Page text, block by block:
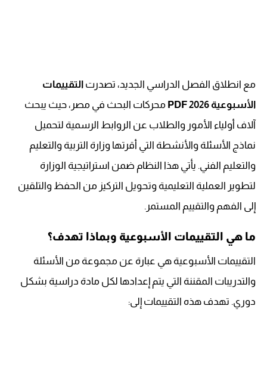
مع انطلاق الفصل الدراسي الجديد، تصدرت التقييمات
الأسبوعية 2026 PDF
محركات البحث في مصر، حيث يبحث
آلاف أولياء الأمور والطلاب عن الروابط الرسمية لتحميل
نماذج الأسئلة والأنشطة التي أقرتها وزارة التربية والتعليم
والتعليم الفني. يأتي هذا النظام ضمن استراتيجية الوزارة
لتطوير العملية التعليمية وتحويل التركيز من الحفظ والتلقين
إلى الفهم والتقييم المستمر.
ما هي التقييمات الأسبوعية وبماذا تهدف؟
التقييمات الأسبوعية هي عبارة عن مجموعة من الأسئلة
والتدريبات المقننة التي يتم إعدادها لكل مادة دراسية بشكل
دوري. تهدف هذه التقييمات إلى: